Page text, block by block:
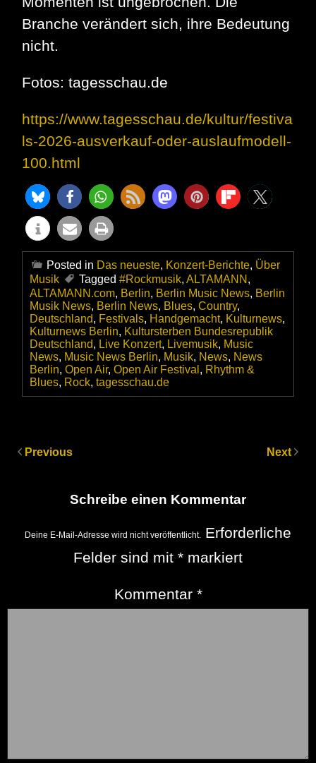
Branche verändert sich, ihre Bedeutung
nicht.
Fotos: tagesschau.de
https://www.tagesschau.de/kultur/festiva
ls-2026-ausverkauf-oder-auslaufmodell-
100.html
Posted in Das neueste, Konzert-Berichte, Über
Musik
Tagged #Rockmusik, ALTAMANN ,
ALTAMANN.com, Berlin, Berlin Music News, Berlin
Musik News, Berlin News, Blues, Country,
Deutschland, Festivals, Handgemacht, Kulturnews,
Kulturnews Berlin, Kultursterben Bundesrepublik
Deutschland, Live Konzert, Livemusik, Music
News, Music News Berlin, Musik, News, News
Berlin, Open Air, Open Air Festival , Rhythm &
Blues, Rock, tagesschau.de
Previous Next
Schreibe einen Kommentar
Deine E-Mail-Adresse wird nicht veröffentlicht. Erforderliche
Felder sind mit * markiert
Kommentar *